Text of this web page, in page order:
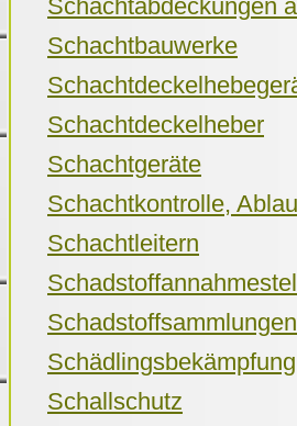
Schachtabdeckungen
Schachtbauwerke
Schachtdeckelheber
Schachtgeräte
Schachtkontrolle,
Schachtleitern
Schadstoffsammlungen
Schädlingsbekämpfung
Schallschutz